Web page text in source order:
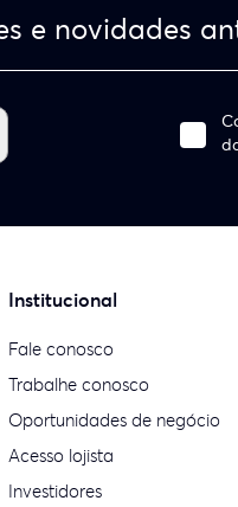
e novidades
Institucional
Fale conosco
Trabalhe conosco
Oportunidades de negócio
Acesso lojista
Investidores